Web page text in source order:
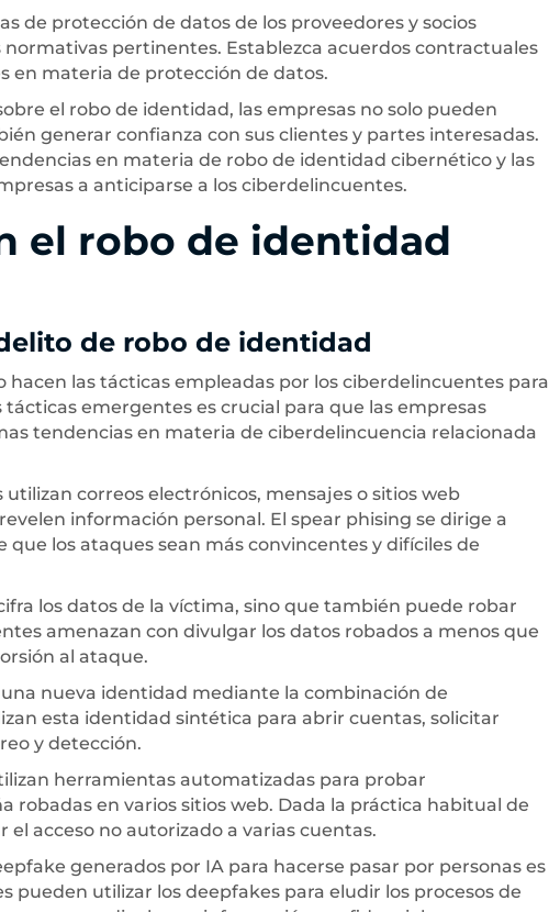
de protección de datos de los proveedores y socios
pertinentes. Establezca acuerdos contractuales
en materia de protección de datos.
el robo de identidad, las empresas no solo pueden
generar confianza con sus clientes y partes interesadas.
en materia de robo de identidad cibernético y las
a anticiparse a los ciberdelincuentes.
el robo de identidad
de robo de identidad
las tácticas empleadas por los ciberdelincuentes para
emergentes es crucial para que las empresas
tendencias en materia de ciberdelincuencia relacionada
utilizan correos electrónicos, mensajes o sitios web
información personal. El spear phising se dirige a
los ataques sean más convincentes y difíciles de
los datos de la víctima, sino que también puede robar
amenazan con divulgar los datos robados a menos que
al ataque.
nueva identidad mediante la combinación de
esta identidad sintética para abrir cuentas, solicitar
y detección.
herramientas automatizadas para probar
robadas en varios sitios web. Dada la práctica habitual de
acceso no autorizado a varias cuentas.
generados por IA para hacerse pasar por personas es
utilizar los deepfakes para eludir los procesos de